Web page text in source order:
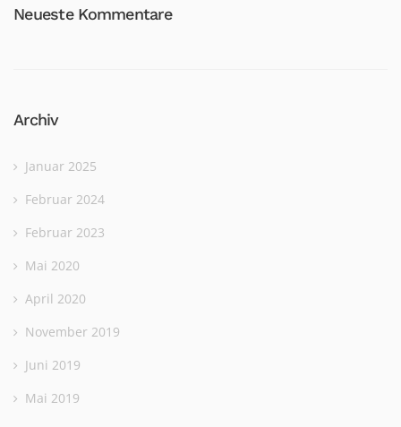
Neueste Kommentare
Archiv
Januar 2025
Februar 2024
Februar 2023
Mai 2020
April 2020
November 2019
Juni 2019
Mai 2019